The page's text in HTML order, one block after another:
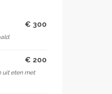
€ 300
€ 200
uit eten met